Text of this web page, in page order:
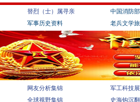
替烈（士）属寻亲
中国消防
军事历史资料
老兵文学
网友分析集锦
军工科技
全球视野集锦 史海钩沉